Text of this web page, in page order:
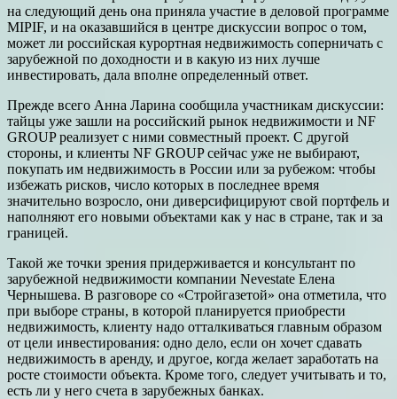
на следующий день она приняла участие в деловой программе
MIPIF, и на оказавшийся в центре дискуссии вопрос о том,
может ли российская курортная недвижимость соперничать с
зарубежной по доходности и в какую из них лучше
инвестировать, дала вполне определенный ответ.
Прежде всего Анна Ларина сообщила участникам дискуссии:
тайцы уже зашли на российский рынок недвижимости и NF
GROUP реализует с ними совместный проект. С другой
стороны, и клиенты NF GROUP сейчас уже не выбирают,
покупать им недвижимость в России или за рубежом: чтобы
избежать рисков, число которых в последнее время
значительно возросло, они диверсифицируют свой портфель и
наполняют его новыми объектами как у нас в стране, так и за
границей.
Такой же точки зрения придерживается и консультант по
зарубежной недвижимости компании Nevestate Елена
Чернышева. В разговоре со «Стройгазетой» она отметила, что
при выборе страны, в которой планируется приобрести
недвижимость, клиенту надо отталкиваться главным образом
от цели инвестирования: одно дело, если он хочет сдавать
недвижимость в аренду, и другое, когда желает заработать на
росте стоимости объекта. Кроме того, следует учитывать и то,
есть ли у него счета в зарубежных банках.